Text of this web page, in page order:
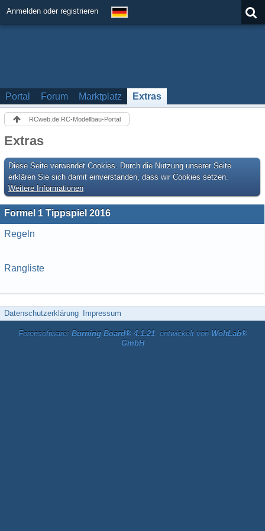
Anmelden oder registrieren
Portal Forum Marktplatz Extras
RCweb.de RC-Modellbau-Portal
Extras
Diese Seite verwendet Cookies. Durch die Nutzung unserer Seite
erklären Sie sich damit einverstanden, dass wir Cookies setzen.
Weitere Informationen
Formel 1 Tippspiel 2016
Regeln
Rangliste
Datenschutzerklärung Impressum
Forensoftware: Burning Board® 4.1.21, entwickelt von WoltLab®
GmbH